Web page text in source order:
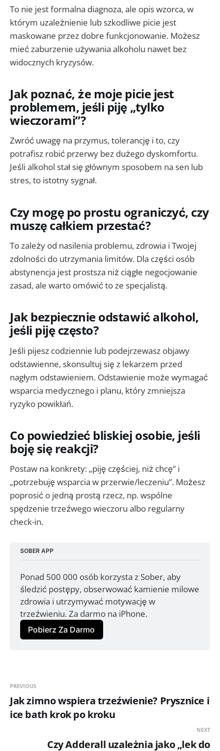
To nie jest formalna diagnoza, ale opis wzorca, w
którym uzależnienie lub szkodliwe picie jest
maskowane przez dobre funkcjonowanie. Możesz
mieć zaburzenie używania alkoholu nawet bez
widocznych kryzysów.
Jak poznać, że moje picie jest
problemem, jeśli piję „tylko
wieczorami”?
Zwróć uwagę na przymus, tolerancję i to, czy
potrafisz robić przerwy bez dużego dyskomfortu.
Jeśli alkohol stał się głównym sposobem na sen lub
stres, to istotny sygnał.
Czy mogę po prostu ograniczyć, czy
muszę całkiem przestać?
To zależy od nasilenia problemu, zdrowia i Twojej
zdolności do utrzymania limitów. Dla części osób
abstynencja jest prostsza niż ciągłe negocjowanie
zasad, ale warto omówić to ze specjalistą.
Jak bezpiecznie odstawić alkohol,
jeśli piję często?
Jeśli pijesz codziennie lub podejrzewasz objawy
odstawienne, skonsultuj się z lekarzem przed
nagłym odstawieniem. Odstawienie może wymagać
wsparcia medycznego i planu, który zmniejsza
ryzyko powikłań.
Co powiedzieć bliskiej osobie, jeśli
boję się reakcji?
Postaw na konkrety: „piję częściej, niż chcę” i
„potrzebuję wsparcia w przerwie/leczeniu”. Możesz
poprosić o jedną prostą rzecz, np. wspólne
spędzenie trzeźwego wieczoru albo regularny
check-in.
SOBER APP
Ponad 500 000 osób korzysta z Sober, aby
śledzić postępy, obserwować kamienie milowe
zdrowia i utrzymywać motywację w
trzeźwieniu. Za darmo na iPhone.
Pobierz Za Darmo
PREVIOUS
Jak zimno wspiera trzeźwienie? Prysznice i
ice bath krok po kroku
NEXT
Czy Adderall uzależnia jako „lek do